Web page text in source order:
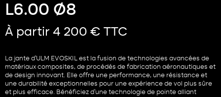
L6.00 Ø8
À partir 4 200 € TTC
La jante d’ULM EVOSKIL est la fusion de technologies avancées de
matériaux composites, de procédés de fabrication aéronautiques et
de design innovant. Elle offre une performance, une résistance et
une durabilité exceptionnelles pour une expérience de vol plus sûre
et plus efficace. Bénéficiez d’une technologie de pointe alliant